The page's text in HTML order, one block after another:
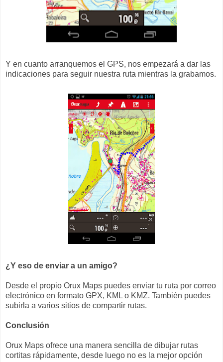
Y en cuanto arranquemos el GPS, nos empezará a dar las
indicaciones para seguir nuestra ruta mientras la grabamos.
¿Y eso de enviar a un amigo?
Desde el propio Orux Maps puedes enviar tu ruta por correo
electrónico en formato GPX, KML o KMZ. También puedes
subirla a varios sitios de compartir rutas.
Conclusión
Orux Maps ofrece una manera sencilla de dibujar rutas
cortitas rápidamente, desde luego no es la mejor opción